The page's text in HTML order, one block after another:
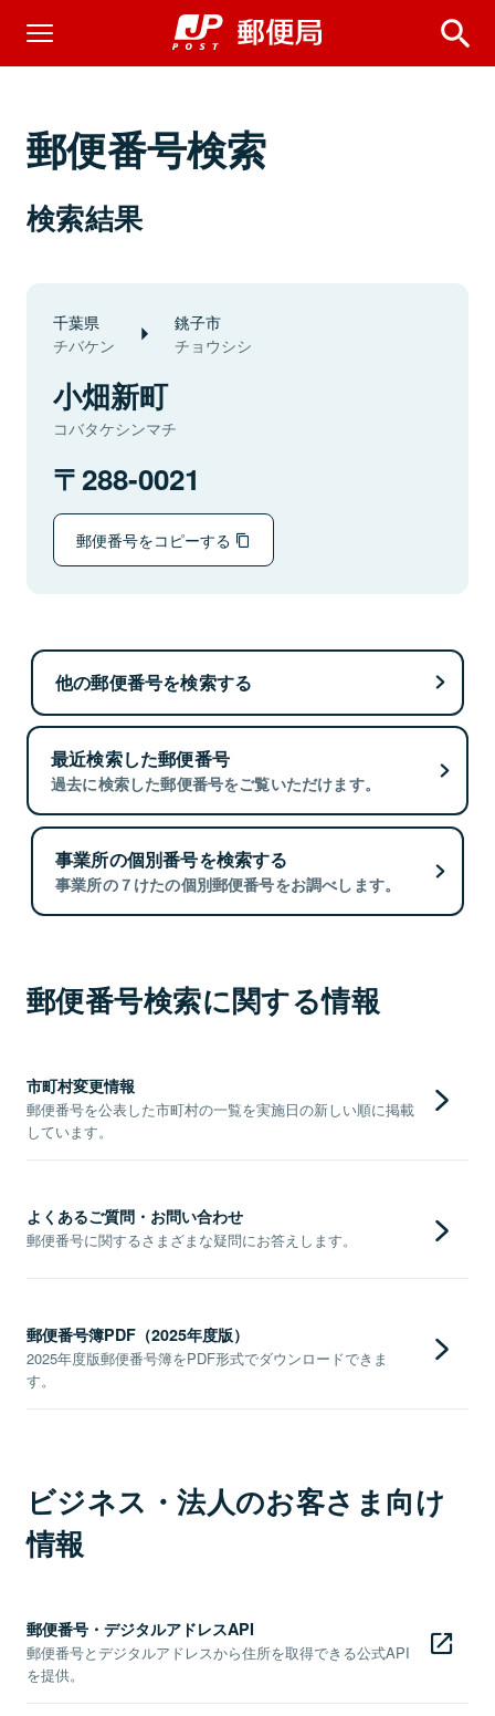
郵便番号検索
検索結果
千葉県
チバケン
銚子市
チョウシシ
小畑新町
コバタケシンマチ
288-0021
郵便番号をコピーする
他の郵便番号を検索する
最近検索した郵便番号
過去に検索した郵便番号をご覧いただけます。
事業所の個別番号を検索する
事業所の７けたの個別郵便番号をお調べします。
郵便番号検索に関する情報
市町村変更情報
郵便番号を公表した市町村の一覧を実施日の新しい順に掲載
しています。
よくあるご質問・お問い合わせ
郵便番号に関するさまざまな疑問にお答えします。
郵便番号簿PDF（2025年度版）
2025年度版郵便番号簿をPDF形式でダウンロードできま
す。
ビジネス・法人のお客さま向け
情報
郵便番号・デジタルアドレスAPI
郵便番号とデジタルアドレスから住所を取得できる公式API
を提供。